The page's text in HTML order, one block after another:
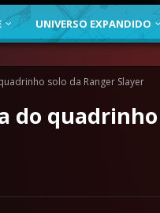
UNIVERSO EXPANDIDO
solo da Ranger Slayer
do quadrinho